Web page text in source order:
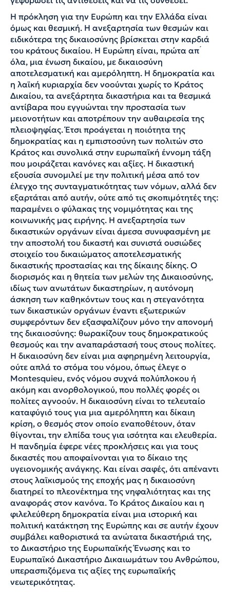
Η πρόκληση για την Ευρώπη και την Ελλάδα είναι
όμως και θεσμική. Η ανεξαρτησία των θεσμών και
ειδικότερα της δικαιοσύνης βρίσκεται στην καρδιά
του κράτους δικαίου. Η Ευρώπη είναι, πρώτα απ ́
όλα, μια ένωση δικαίου, με δικαιοσύνη
αποτελεσματική και αμερόληπτη. Η δημοκρατία και
η λαϊκή κυριαρχία δεν νοούνται χωρίς το Κράτος
Δικαίου, τα ανεξάρτητα δικαστήρια και τα θεσμικά
αντίβαρα που εγγυώνται την προστασία των
μειονοτήτων και αποτρέπουν την αυθαιρεσία της
πλειοψηφίας. Έτσι προάγεται η ποιότητα της
δημοκρατίας και η εμπιστοσύνη των πολιτών στο
Κράτος και συνολικά στην ευρωπαϊκή έννομη τάξη
που μοιράζεται κανόνες και αξίες. Η δικαστική
εξουσία συνομιλεί με την πολιτική μέσα από τον
έλεγχο της συνταγματικότητας των νόμων, αλλά δεν
εξαρτάται από αυτήν, ούτε από τις σκοπιμότητές της:
παραμένει ο φύλακας της νομιμότητας και της
κοινωνικής μας ειρήνης. Η ανεξαρτησία των
δικαστικών οργάνων είναι άμεσα συνυφασμένη με
την αποστολή του δικαστή και συνιστά ουσιώδες
στοιχείο του δικαιώματος αποτελεσματικής
δικαστικής προστασίας και της δίκαιης δίκης. Ο
διορισμός και η θητεία των μελών της Δικαιοσύνης,
ιδίως των ανωτάτων δικαστηρίων, η αυτόνομη
άσκηση των καθηκόντων τους και η στεγανότητα
των δικαστικών οργάνων έναντι εξωτερικών
συμφερόντων δεν εξασφαλίζουν μόνο την απονομή
της δικαιοσύνης: θωρακίζουν τους δημοκρατικούς
θεσμούς και την αναπαράστασή τους στους πολίτες.
Η δικαιοσύνη δεν είναι μια αφηρημένη λειτουργία,
ούτε απλά το στόμα του νόμου, όπως έλεγε ο
Montesquieu, ενός νόμου συχνά πολύπλοκου ή
ακόμη και ανορθολογικού, που πολλές φορές οι
πολίτες αγνοούν. Η δικαιοσύνη είναι το τελευταίο
καταφύγιό τους για μια αμερόληπτη και δίκαιη
κρίση, ο θεσμός στον οποίο εναποθέτουν, όταν
θίγονται, την ελπίδα τους για ισότητα και ελευθερία.
Η πανδημία έφερε νέες προκλήσεις και για τους
δικαστές που αποφαίνονται για το δίκαιο της
υγειονομικής ανάγκης. Και είναι σαφές, ότι απέναντι
στους λαϊκισμούς της εποχής μας η δικαιοσύνη
διατηρεί το πλεονέκτημα της νηφαλιότητας και της
αναφοράς στον κανόνα. Το Κράτος Δικαίου και η
φιλελεύθερη δημοκρατία είναι μια ιστορική και
πολιτική κατάκτηση της Ευρώπης και σε αυτήν έχουν
συμβάλει καθοριστικά τα ανώτατα δικαστήριά της,
το Δικαστήριο της Ευρωπαϊκής Ένωσης και το
Ευρωπαϊκό Δικαστήριο Δικαιωμάτων του Ανθρώπου,
υπερασπιζόμενα τις αξίες της ευρωπαϊκής
νεωτερικότητας.